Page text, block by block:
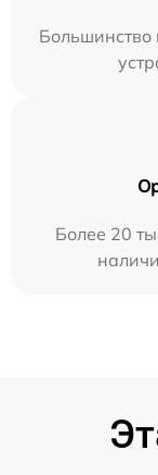
Большинство
Более 20